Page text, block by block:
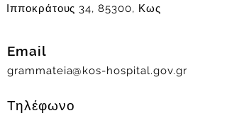
Ιπποκράτους 34, 85300, Κως
Email
grammateia@kos-hospital.gov.gr
Τηλέφωνο